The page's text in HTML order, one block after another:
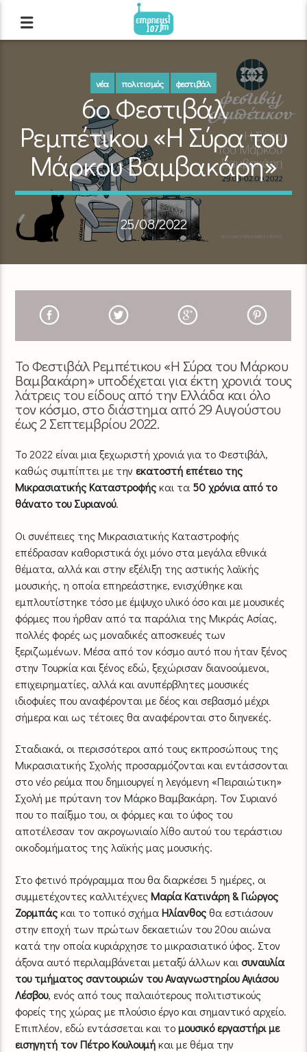
νέα πολιτισμός φεστιβάλ
6ο Φεστιβάλ
Ρεμπέτικου «Η Σύρα του
Μάρκου Βαμβακάρη»
25/08/2022
Το Φεστιβάλ Ρεμπέτικου «Η Σύρα του Μάρκου
Βαμβακάρη» υποδέχεται για έκτη χρονιά τους
λάτρεις του είδους από την Ελλάδα και όλο
τον κόσμο, στο διάστημα από 29 Αυγούστου
έως 2 Σεπτεμβρίου 2022.
Το 2022 είναι μια ξεχωριστή χρονιά για το Φεστιβάλ,
καθώς συμπίπτει με την εκατοστή επέτειο της
Μικρασιατικής Καταστροφήςκαι τα 50 χρόνια από το
θάνατο του Συριανού.
Οι συνέπειες της Μικρασιατικής Καταστροφής
επέδρασαν καθοριστικά όχι μόνο στα μεγάλα εθνικά
θέματα, αλλά και στην εξέλιξη της αστικής λαϊκής
μουσικής, η οποία επηρεάστηκε, ενισχύθηκε και
εμπλουτίστηκε τόσο με έμψυχο υλικό όσο και με μουσικές
φόρμες που ήρθαν από τα παράλια της Μικράς Ασίας,
πολλές φορές ως μοναδικές αποσκευές των
ξεριζωμένων. Μέσα από τον κόσμο αυτό που ήταν ξένος
στην Τουρκία και ξένος εδώ, ξεχώρισαν διανοούμενοι,
επιχειρηματίες, αλλά και ανυπέρβλητες μουσικές
ιδιοφυίες που αναφέρονται με δέος και σεβασμό μέχρι
σήμερα και ως τέτοιες θα αναφέρονται στο διηνεκές.
Σταδιακά, οι περισσότεροι από τους εκπροσώπους της
Μικρασιατικής Σχολής προσαρμόζονται και εντάσσονται
στο νέο ρεύμα που δημιουργεί η λεγόμενη «Πειραιώτικη»
Σχολή με πρύτανη τον Μάρκο Βαμβακάρη. Τον Συριανό
που το παίξιμο του, οι φόρμες και το ύφος του
αποτέλεσαν τον ακρογωνιαίο λίθο αυτού του τεράστιου
οικοδομήματος της λαϊκής μας μουσικής.
Στο φετινό πρόγραμμα που θα διαρκέσει 5 ημέρες, οι
συμμετέχοντες καλλιτέχνεςΜαρία Κατινάρη & Γιώργος
Ζορμπάςκαι το τοπικό σχήμαΗλίανθοςθα εστιάσουν
στην εποχή των πρώτων δεκαετιών του 20ου αιώνα
κατά την οποία κυριάρχησε το μικρασιατικό ύφος. Στον
άξονα αυτό περιλαμβάνεται μεταξύ άλλων καισυναυλία
του τμήματος σαντουριών του Αναγνωστηρίου Αγιάσου
Λέσβου, ενός από τους παλαιότερους πολιτιστικούς
φορείς της χώρας με πλούσιο έργο και σημαντικό αρχείο.
Επιπλέον, εδώ εντάσσεται και τομουσικό εργαστήρι με
εισηγητή τον Πέτρο Κουλουμήκαι με θέμα την